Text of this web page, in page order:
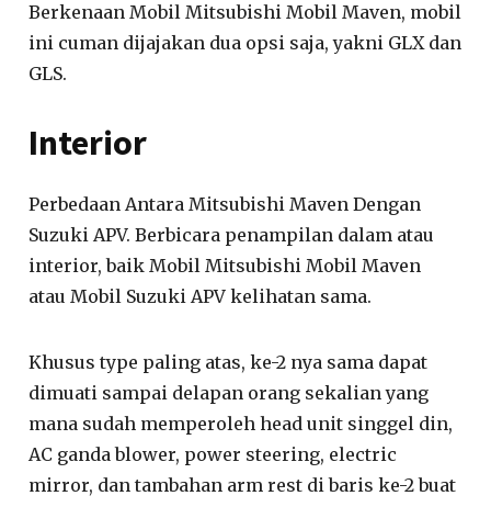
Berkenaan Mobil Mitsubishi Mobil Maven, mobil
ini cuman dijajakan dua opsi saja, yakni GLX dan
GLS.
Interior
Perbedaan Antara Mitsubishi Maven Dengan
Suzuki APV. Berbicara penampilan dalam atau
interior, baik Mobil Mitsubishi Mobil Maven
atau Mobil Suzuki APV kelihatan sama.
Khusus type paling atas, ke-2 nya sama dapat
dimuati sampai delapan orang sekalian yang
mana sudah memperoleh head unit singgel din,
AC ganda blower, power steering, electric
mirror, dan tambahan arm rest di baris ke-2 buat